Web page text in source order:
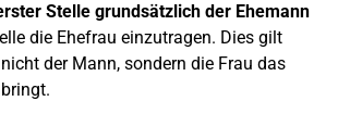
Stelle grundsätzlich der Ehemann
die Ehefrau einzutragen. Dies gilt
der Mann, sondern die Frau das